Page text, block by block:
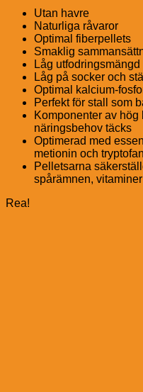
Utan havre
Naturliga råvaror
Optimal fiberpellets
Smaklig
Låg utfodringsmängd
Låg på socker och
Optimal kalcium-
Perfekt för stall som
Komponenter av
näringsbehov täcks
Optimerad med
metionin och tryptofan
Pelletsarna
spårämnen,
Rea!